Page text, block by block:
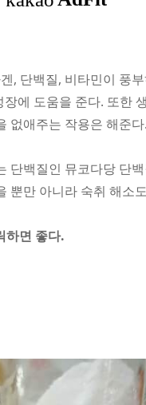
, 단백질, 비타민이 풍
에 도움을 준다. 또한
없애주는 작용은 해준다.
단백질인 뮤코다당 단
뿐만 아니라 숙취 해소
하면 좋다.